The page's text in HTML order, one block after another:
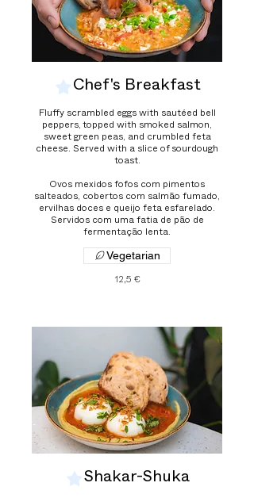
Chef's Breakfast
Fluffy scrambled eggs with sautéed bell
peppers, topped with smoked salmon,
sweet green peas, and crumbled feta
cheese. Served with a slice of sourdough
toast.
Ovos mexidos fofos com pimentos
salteados, cobertos com salmão fumado,
ervilhas doces e queijo feta esfarelado.
Servidos com uma fatia de pão de
fermentação lenta.
12,5 €
Vegetarian
Shakar-Shuka